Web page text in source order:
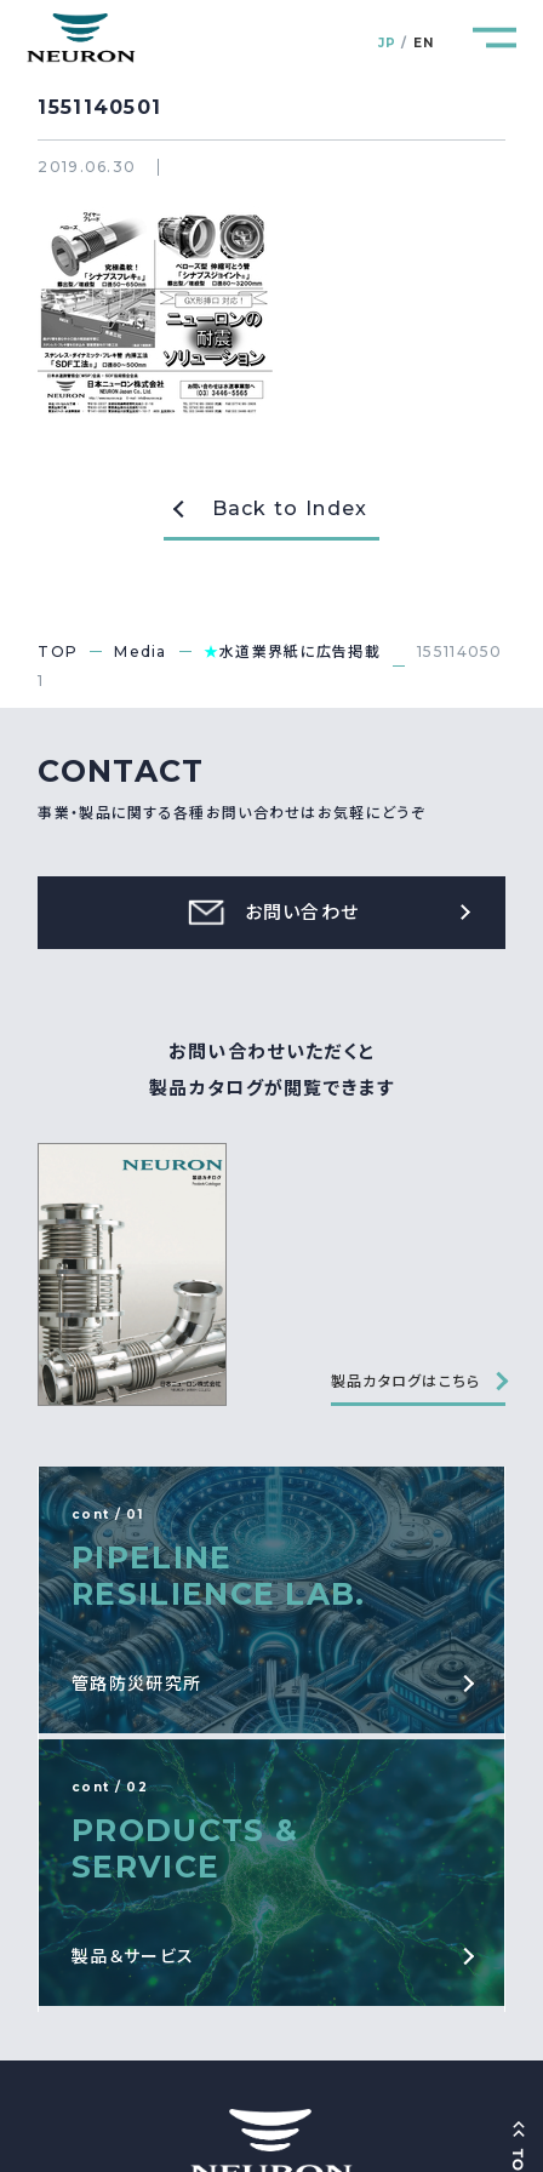
JP EN
管路防災研究所 Pipeline Resilience Lab.
企業情報 Company
製品＆サービス Products&Service
News&Topics
1551140501
2019.06.30
Back to Index
TOP Media ★水道業界紙に広告掲載
155114050
1
CONTACT
事業・製品に関する各種お問い合わせはお気軽にどうぞ
お問い合わせ
お問い合わせいただくと
製品カタログが閲覧できます
製品カタログはこちら
cont / 01
PIPELINE
RESILIENCE LAB.
管路防災研究所
cont / 02
PRODUCTS &
SERVICE
製品＆サービス